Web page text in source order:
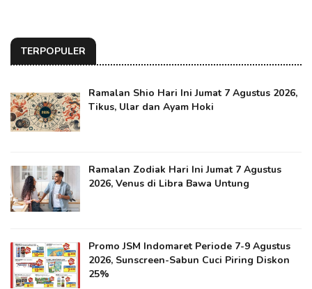
TERPOPULER
Ramalan Shio Hari Ini Jumat 7 Agustus 2026,
Tikus, Ular dan Ayam Hoki
Ramalan Zodiak Hari Ini Jumat 7 Agustus
2026, Venus di Libra Bawa Untung
Promo JSM Indomaret Periode 7-9 Agustus
2026, Sunscreen-Sabun Cuci Piring Diskon
25%